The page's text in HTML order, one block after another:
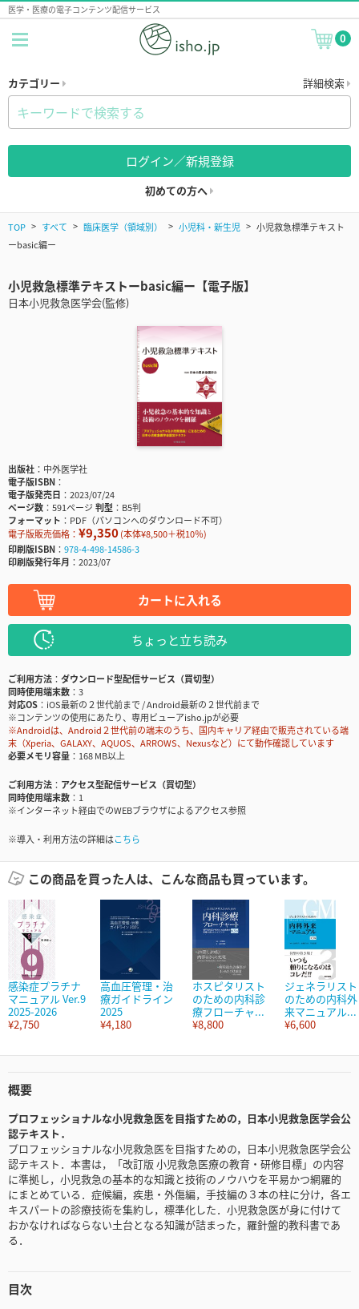
医学・医療の電子コンテンツ配信サービス
0
カテゴリー 詳細検索
ログイン／新規登録
初めての方へ
TOP すべて 臨床医学（領域別） 小児科・新生児
小児救急標準テキスト
ーbasic編ー
小児救急標準テキストーbasic編ー【電子版】
日本小児救急医学会(監修)
出版社
中外医学社
電子版ISBN
電子版発売日
2023/07/24
ページ数
591ページ判型
B5判
フォーマット
PDF（パソコンへのダウンロード不可）
電子版販売価格： ¥9,350(本体¥8,500＋税10％)
印刷版ISBN
978-4-498-14586-3
印刷版発行年月
2023/07
カートに入れる
ちょっと立ち読み
ご利用方法
ダウンロード型配信サービス（買切型）
同時使用端末数
3
対応OS
iOS最新の２世代前まで / Android最新の２世代前まで
※コンテンツの使用にあたり、専用ビューアisho.jpが必要
※Androidは、Android２世代前の端末のうち、国内キャリア経由で販売されている端
末（Xperia、GALAXY、AQUOS、ARROWS、Nexusなど）にて動作確認しています
必要メモリ容量
168 MB以上
ご利用方法
アクセス型配信サービス（買切型）
同時使用端末数
1
※インターネット経由でのWEBブラウザによるアクセス参照
※導入・利用方法の詳細はこちら
この商品を買った人は、こんな商品も買っています。
感染症プラチナ
マニュアル Ver.9
2025-2026
¥2,750
高血圧管理・治
療ガイドライン
2025
¥4,180
ホスピタリスト
のための内科診
療フローチャ...
¥8,800
ジェネラリスト
のための内科外
来マニュアル...
¥6,600
概要
プロフェッショナルな小児救急医を目指すための，日本小児救急医学会公
認テキスト．
プロフェッショナルな小児救急医を目指すための，日本小児救急医学会公
認テキスト．本書は，「改訂版 小児救急医療の教育・研修目標」の内容
に準拠し，小児救急の基本的な知識と技術のノウハウを平易かつ網羅的
にまとめている．症候編，疾患・外傷編，手技編の３本の柱に分け，各エ
キスパートの診療技術を集約し，標準化した．小児救急医が身に付けて
おかなければならない土台となる知識が詰まった，羅針盤的教科書であ
る．
目次